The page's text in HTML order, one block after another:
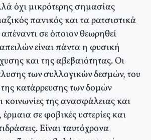
όχι μικρότερης σημασίας
πανικός και τα ρατσιστικά
σε όποιον θεωρηθεί
είναι πάντα η φυσική
και της αβεβαιότητας. Οι
των συλλογικών δεσμών, του
κατάρρευσης των δομών
κοινωνίες της ανασφάλειας και
σε φοβικές υστερίες και
Είναι ταυτόχρονα